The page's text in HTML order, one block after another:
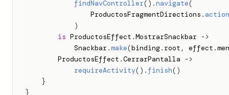
findNavController( ) .navigate(
                ProductosFragmentDirections
.
)
is ProductosEffect .MostrarSnackbar ->
            Snackbar
.make(binding. root , effect .
        ProductosEffect
.CerrarPantalla ->
requireActivity( ) . finish( )
}
}